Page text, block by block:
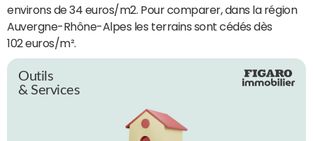
environs de 34 euros/m2. Pour comparer, dans la région
Auvergne-Rhône-Alpes les terrains sont cédés dès
102 euros/m².
Outils
& Services